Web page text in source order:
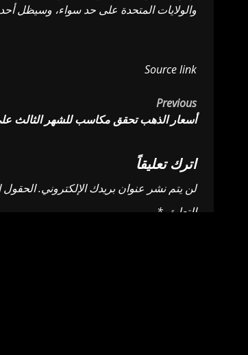
والولايات المتحدة على حد سواء، وسيظل
Source link
Post
navigation
Previous
أسعار الذهب تحقق مكاسب للشهر الثالث على
اترك تعليقاً
لن يتم نشر عنوان بريدك الإلكتروني.الحقول
التعليق *